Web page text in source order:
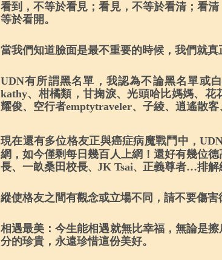
看到，不等於看見；看見，不等於看清；看
等於看開。
當我們知道臉面是最不重要的時候，我們就真
UDN有所謂黑名單，我認為不論黑名單或
kathy、柑橘類，甘掬淚、光頭哈比媽媽、花
耀俊、空行者emptytraveler、子綾、逍遙散客
現在還有多位格友正與癌症病魔戰鬥中，
網，如今僅剩每日幾百人上網！還好有幾位
長、一畝桑田校長、 JK Tsai、 正義尊者…排解
縱使格友之間有觀念或立場不同，請不要傷害
相遇最美：今生能相遇就無比幸福，無論是
分的珍貴，永遠珍惜這份美好。